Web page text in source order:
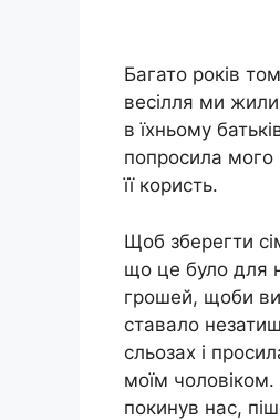
Багато років
весілля ми
в їхньому
попросила мого
її користь.
Щоб зберегти
що це було для
грошей, щоби
ставало
сльозах і
моїм
покинув нас,